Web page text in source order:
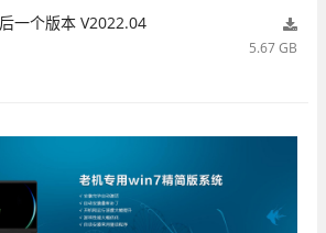
一个版本 V2022.04
5.67 GB